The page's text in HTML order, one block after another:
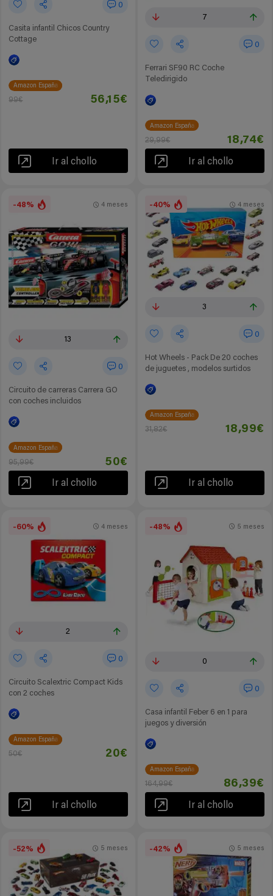
0
Casita infantil Chicos Country
Cottage
Amazon España
99€ 56,15€
Ir al chollo
7
0
Ferrari SF90 RC Coche
Teledirigido
Amazon España
29,99€ 18,74€
Ir al chollo
-48%
13
0
Circuito de carreras Carrera GO
con coches incluidos
4 meses
Amazon España
95,99€ 50€
Ir al chollo
-40%
3
0
Hot Wheels - Pack De 20 coches
de juguetes , modelos surtidos
4 meses
Amazon España
31,82€ 18,99€
Ir al chollo
-60%
2
0
Circuito Scalextric Compact Kids
con 2 coches
4 meses
Amazon España
50€ 20€
Ir al chollo
-48%
0
0
Casa infantil Feber 6 en 1 para
juegos y diversión
5 meses
Amazon España
164,99€ 86,39€
Ir al chollo
-52% 5 meses -42% 5 meses